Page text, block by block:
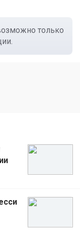
только